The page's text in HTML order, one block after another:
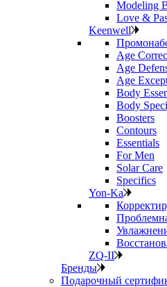
Modeling
Love &
Keenwell
Age
Age
Age
Body
Body
Boosters
Contours
Essentials
For Men
Solar Care
Specifics
Yon-Ka
ZQ-II
Бренды
Подарочный